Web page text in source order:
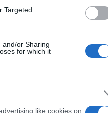
Targeted
and/or Sharing
for which it
like cookies on